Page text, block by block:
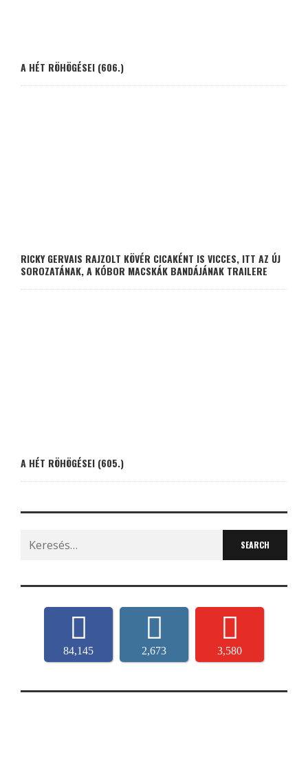
A HÉT RÖHÖGÉSEI (606.)
RICKY GERVAIS RAJZOLT KÖVÉR CICAKÉNT IS VICCES, ITT AZ ÚJ
SOROZATÁNAK, A KÓBOR MACSKÁK BANDÁJÁNAK TRAILERE
A HÉT RÖHÖGÉSEI (605.)
Search
for:
84,145 2,673 3,580